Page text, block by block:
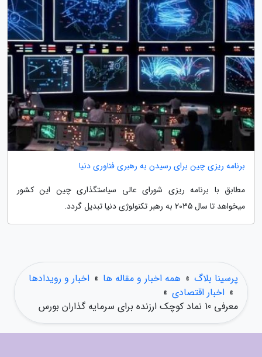
برنامه ریزی چین برای رسیدن به رهبری فناوری دنیا
مطابق با برنامه ریزی شورای عالی سیاستگذاری چین این کشور
میخواهد تا سال 2035 به رهبر تکنولوژی دنیا تبدیل گردد.
پرسینا بلاگ » همه اخبار و مقاله ها » اخبار و رویدادها
» اخبار اقتصادی »
معرفی 10 نماد کوچک ارزنده برای سرمایه گذاران بورس